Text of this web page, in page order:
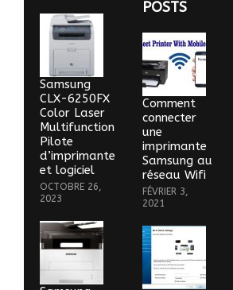
Samsung
CLX-6250FX
Color Laser
Multifunction
Pilote
d’imprimante
et logiciel
OCTOBRE 26,
2023
POSTS
Comment
connecter
une
imprimante
Samsung au
réseau Wifi
FÉVRIER 3,
2021